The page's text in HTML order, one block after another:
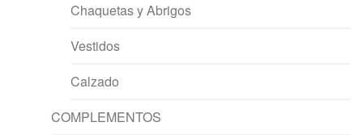
Chaquetas y Abrigos
Vestidos
Calzado
COMPLEMENTOS